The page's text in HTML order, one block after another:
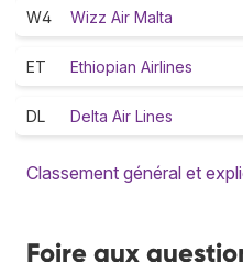
W4 Wizz Air Malta
ET Ethiopian Airlines
DL Delta Air Lines
Classement général et
Foire aux